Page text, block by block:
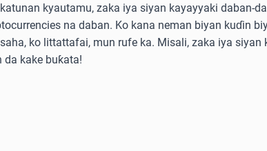
kyautamu, zaka iya siyan kayayyaki daban-
na daban. Ko kana neman biyan kuɗin
ko littattafai, mun rufe ka. Misali, zaka iya
kake buƙata!